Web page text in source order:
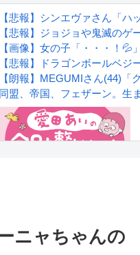
ュー!! オン ザ コート」東京
さを誇る作品
漫画を投稿
【悲報】シンエヴァさん「
【悲報】ジョジョや鬼滅のゲ
【画像】女の子「・・・！💦
【悲報】ドラゴンボールベ
【朗報】MEGUMIさん(44)「
同盟、帝国、フェザーン。生
ニャちゃんの